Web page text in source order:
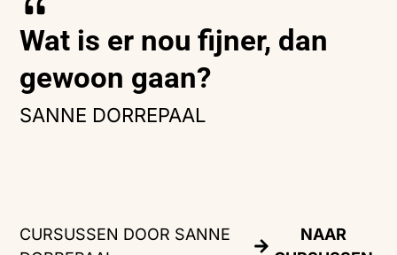
Wat is er nou fijner, dan
gewoon gaan?
SANNE DORREPAAL
CURSUSSEN DOOR SANNE
NAAR